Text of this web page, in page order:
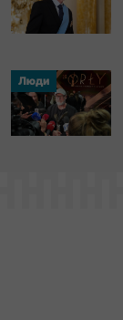
Люди